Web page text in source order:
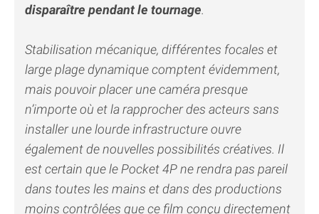
disparaître pendant le tournage.
Stabilisation mécanique, différentes focales et
large plage dynamique comptent évidemment,
mais pouvoir placer une caméra presque
n’importe où et la rapprocher des acteurs sans
installer une lourde infrastructure ouvre
également de nouvelles possibilités créatives. Il
est certain que le Pocket 4P ne rendra pas pareil
dans toutes les mains et dans des productions
moins contrôlées que ce film conçu directement